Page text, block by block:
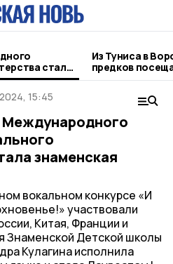
стала
Из Туниса в
предков
зарубежья
15:45
знаменская
вокальном конкурсе «И
участвовали
Китая, Франции и
Знаменской Детской школы
Кулагина исполнила